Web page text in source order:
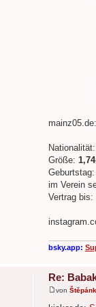
mainz05.de:
Nationalität:
Größe:
Geburtstag:
im Verein
Vertrag bis:
bsky.app:
Re:
von